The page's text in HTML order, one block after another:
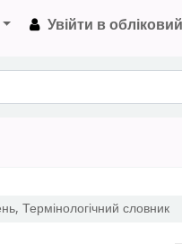
Увійти в
, Термінологічний словник